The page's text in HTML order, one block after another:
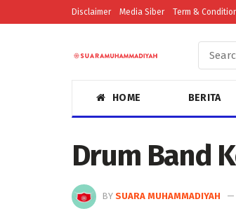
Disclaimer Media Siber Term &
HOME BERITA
Drum Band
BY SUARA MUHAMMADIYAH